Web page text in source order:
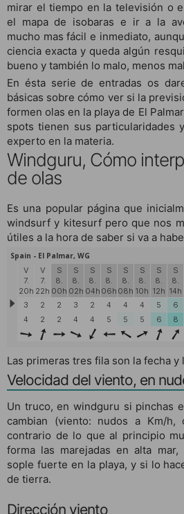
mirar el tiempo en la televisión o
el mapa de isobaras e ir a la
mucho mas fácil e inmediato,
ciencia exacta y queda algún
bueno y también lo malo, menos
En ésta serie de entradas os
básicas sobre cómo ver si la
formen olas en la playa de El
spots tienen sus particularidades
experto en la materia.
Windguru, Cómo
de olas
Es una popular página que
windsurf y kitesurf pero que nos
útiles a la hora de saber si va a
Las primeras tres fila son la fecha y
Velocidad del viento, en
Un truco, en windguru si pinchas
cambian (viento: nudos a Km/
contrario de lo que al principio
forma las marejadas en alta
sople fuerte en la playa, y si lo
de tierra.
Dirección viento